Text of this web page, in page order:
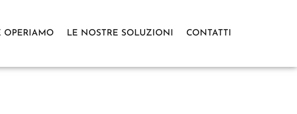
OPERIAMO LE NOSTRE SOLUZIONI CONTATTI